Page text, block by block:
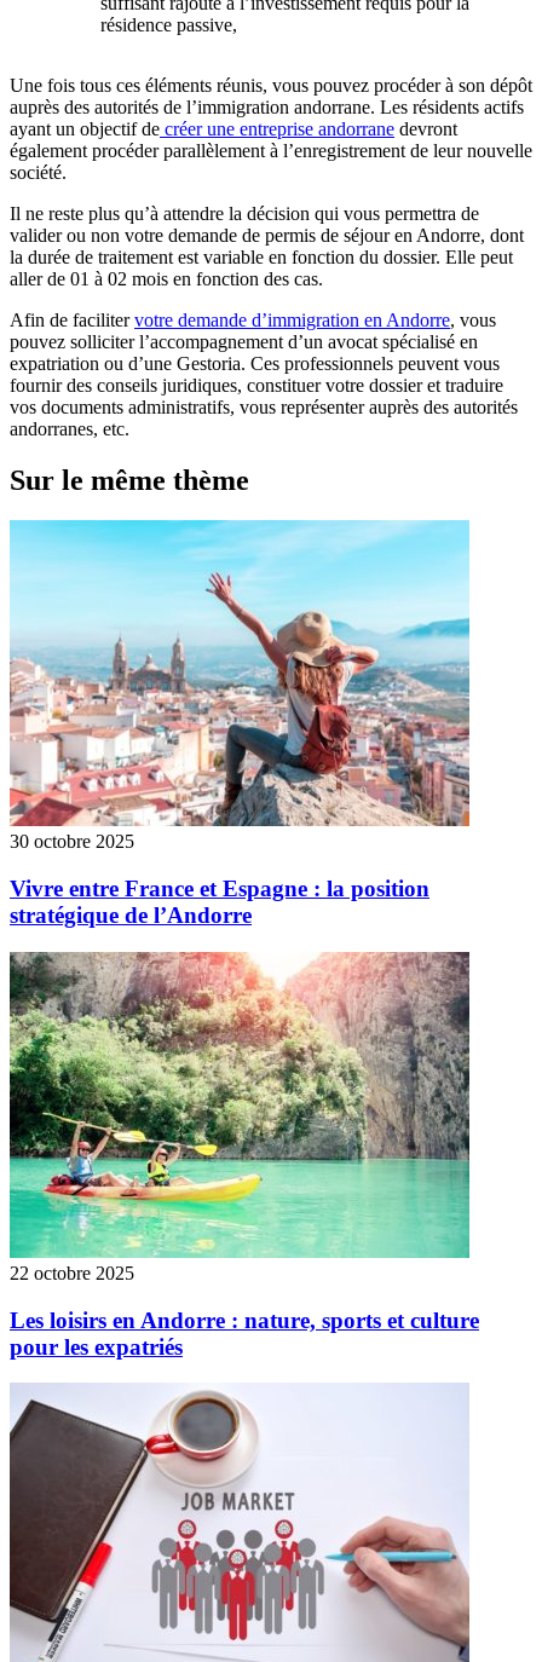
résidence passive,
Une fois tous ces éléments réunis, vous pouvez procéder à son dépôt
auprès des autorités de l’immigration andorrane. Les résidents actifs
ayant un objectif de créer une entreprise andorrane devront
également procéder parallèlement à l’enregistrement de leur nouvelle
société.
Il ne reste plus qu’à attendre la décision qui vous permettra de
valider ou non votre demande de permis de séjour en Andorre, dont
la durée de traitement est variable en fonction du dossier. Elle peut
aller de 01 à 02 mois en fonction des cas.
Afin de facilitervotre demande d’immigration en Andorre, vous
pouvez solliciter l’accompagnement d’un avocat spécialisé en
expatriation ou d’une Gestoria. Ces professionnels peuvent vous
fournir des conseils juridiques, constituer votre dossier et traduire
vos documents administratifs, vous représenter auprès des autorités
andorranes, etc.
Sur le même thème
30 octobre 2025
Vivre entre France et Espagne : la position
stratégique de l’Andorre
22 octobre 2025
Les loisirs en Andorre : nature, sports et culture
pour les expatriés